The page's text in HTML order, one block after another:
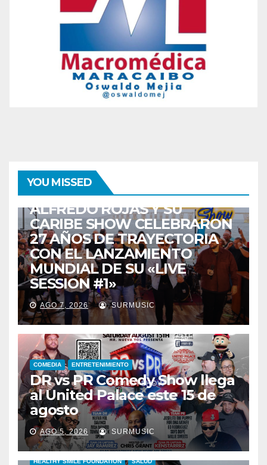
YOU MISSED
ZULIA
ALFREDO ROJAS Y SU
CARIBE SHOW CELEBRARON
27 AÑOS DE TRAYECTORIA
CON EL LANZAMIENTO
MUNDIAL DE SU «LIVE
SESSION #1»
AGO 7, 2026 SURMUSIC
COMEDIA ENTRETENIMIENTO
DR vs PR Comedy Show llega
al United Palace este 15 de
agosto
AGO 5, 2026 SURMUSIC
HEALTHY SMILE FOUNDATION SALUD